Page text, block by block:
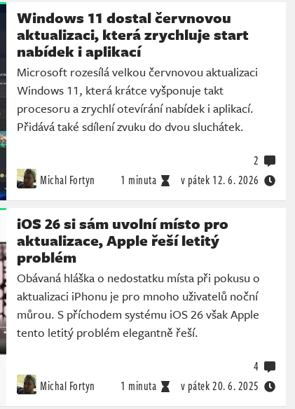
Windows 11 dostal červnovou
aktualizaci, která zrychluje start
nabídek i aplikací
Microsoft rozesílá velkou červnovou aktualizaci
Windows 11, která krátce vyšponuje takt
procesoru a zrychlí otevírání nabídek i aplikací.
Přidává také sdílení zvuku do dvou sluchátek.
Michal Fortyn 1 minuta v pátek 12. 6. 2026
2
iOS 26 si sám uvolní místo pro
aktualizace, Apple řeší letitý
problém
Obávaná hláška o nedostatku místa při pokusu o
aktualizaci iPhonu je pro mnoho uživatelů noční
můrou. S příchodem systému iOS 26 však Apple
tento letitý problém elegantně řeší.
Michal Fortyn 1 minuta v pátek20. 6. 2025
4